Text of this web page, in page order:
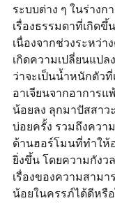
ระบบต่าง ๆ ในร่างก
เรื่องธรรมดาที่เกิด
เนื่องจากช่วงระหว่า
เกิดความเปลี่ยนแปล
ว่าจะเป็นน้ำหนักตัว
อาเจียนจากอาการ
น้อยลง ลุกมาปัสสาว
บ่อยครั้ง รวมถึงควา
ด้านฮอร์โมนที่ทำให้
ยิ่งขึ้น โดยความกังว
เรื่องของความสาม
น้อยในครรภ์ได้ดีหรื